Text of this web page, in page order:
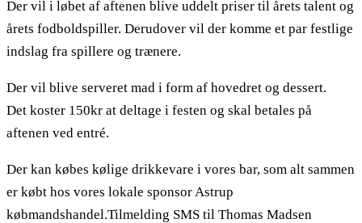
Der vil i løbet af aftenen blive uddelt priser til årets talent og
årets fodboldspiller. Derudover vil der komme et par festlige
indslag fra spillere og trænere.
Der vil blive serveret mad i form af hovedret og dessert.
Det koster 150kr at deltage i festen og skal betales på
aftenen ved entré.
Der kan købes kølige drikkevare i vores bar, som alt sammen
er købt hos vores lokale sponsor Astrup
købmandshandel.Tilmelding SMS til Thomas Madsen